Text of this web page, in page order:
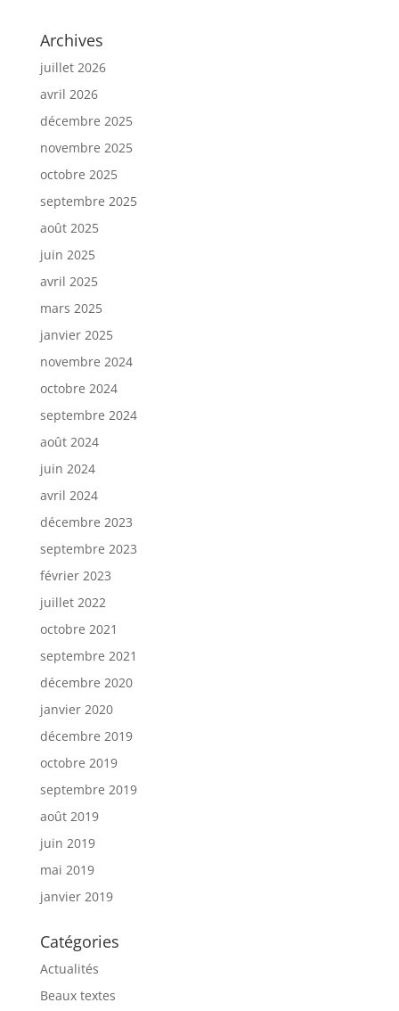
Archives
juillet 2026
avril 2026
décembre 2025
novembre 2025
octobre 2025
septembre 2025
août 2025
juin 2025
avril 2025
mars 2025
janvier 2025
novembre 2024
octobre 2024
septembre 2024
août 2024
juin 2024
avril 2024
décembre 2023
septembre 2023
février 2023
juillet 2022
octobre 2021
septembre 2021
décembre 2020
janvier 2020
décembre 2019
octobre 2019
septembre 2019
août 2019
juin 2019
mai 2019
janvier 2019
Catégories
Actualités
Beaux textes